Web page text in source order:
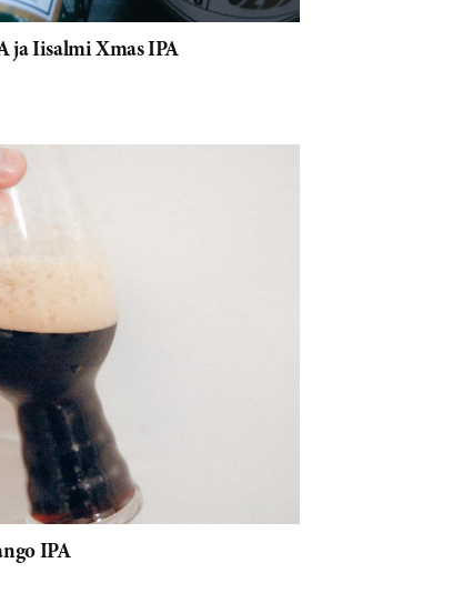
ja Iisalmi Xmas IPA
IPA